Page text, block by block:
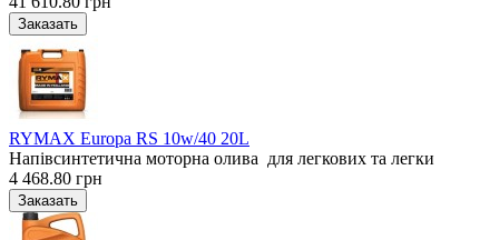
RYMAX Europa RS 10w/40 20L
Напівсинтетична моторна олива для легкових та легки
4 468.80 грн